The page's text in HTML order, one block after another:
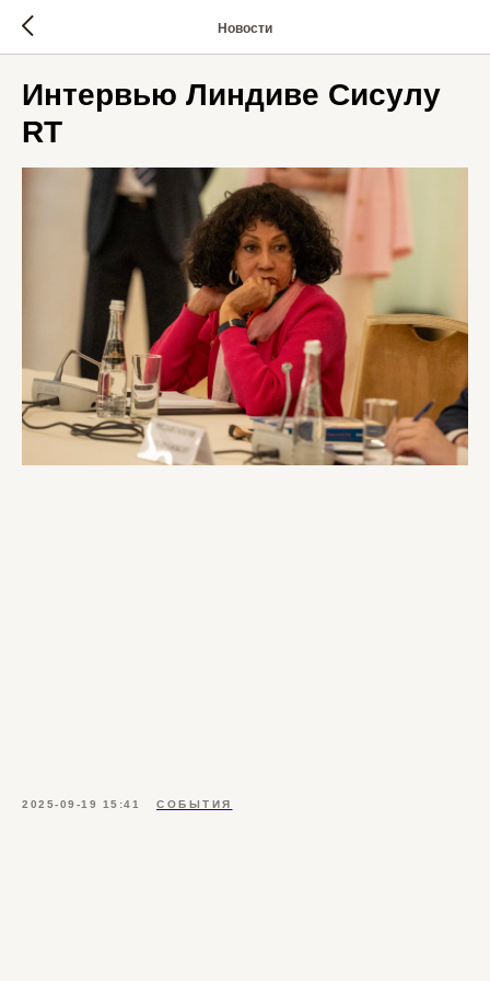
Новости
Интервью Линдиве Сисулу
RT
2025-09-19 15:41 СОБЫТИЯ